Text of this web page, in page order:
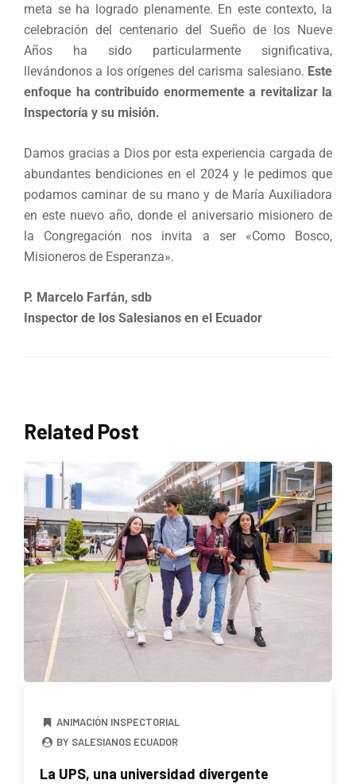
meta se ha logrado plenamente. En este contexto, la
celebración del centenario del Sueño de los Nueve
Años ha sido particularmente significativa,
llevándonos a los orígenes del carisma salesiano. Este
enfoque ha contribuido enormemente a revitalizar la
Inspectoría y su misión.
Damos gracias a Dios por esta experiencia cargada de
abundantes bendiciones en el 2024 y le pedimos que
podamos caminar de su mano y de María Auxiliadora
en este nuevo año, donde el aniversario misionero de
la Congregación nos invita a ser «Como Bosco,
Misioneros de Esperanza».
P. Marcelo Farfán, sdb
Inspector de los Salesianos en el Ecuador
Related Post
ANIMACIÓN INSPECTORIAL
BY SALESIANOS ECUADOR
La UPS, una universidad divergente